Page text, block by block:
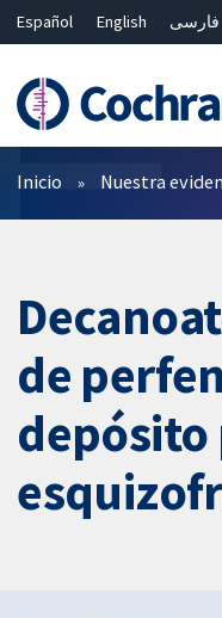
Español English فارسی
Bahasa Malaysia
ไทย
Filtros
Inicio Nuestra
de
depósito